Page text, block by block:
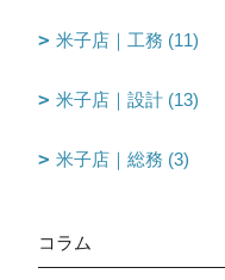
米子店｜工務 (11)
米子店｜設計 (13)
米子店｜総務 (3)
コラム